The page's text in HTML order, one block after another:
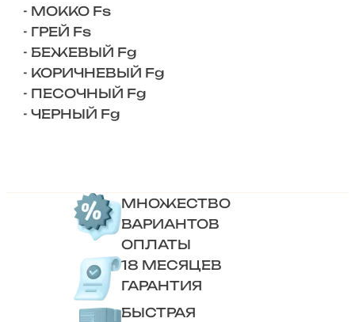
- МОККО Fs
- ГРЕЙ Fs
- БЕЖЕВЫЙ Fg
- КОРИЧНЕВЫЙ Fg
- ПЕСОЧНЫЙ Fg
- ЧЕРНЫЙ Fg
МНОЖЕСТВО
ВАРИАНТОВ
ОПЛАТЫ
18 МЕСЯЦЕВ
ГАРАНТИЯ
БЫСТРАЯ